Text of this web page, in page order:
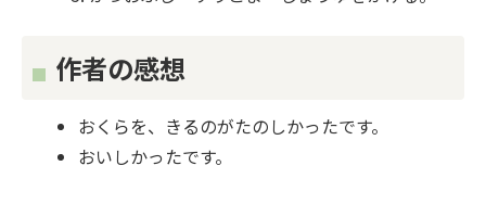
作者の感想
おくらを、きるのがたのしかったです。
おいしかったです。